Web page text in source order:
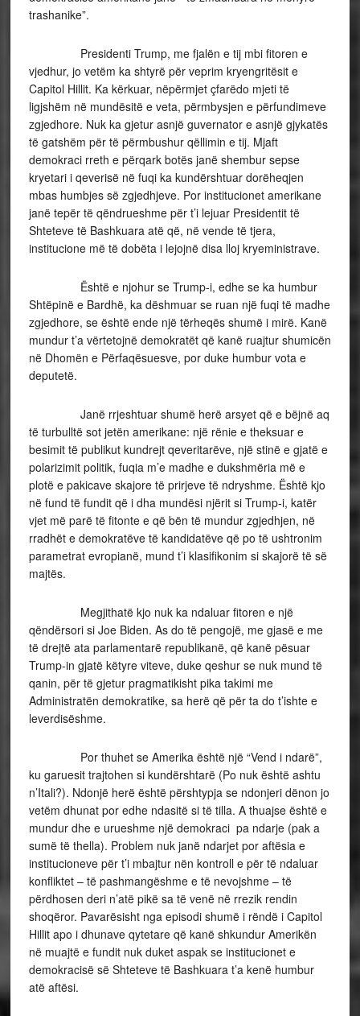
trashanike”.
Presidenti Trump, me fjalën e tij mbi fitoren e
vjedhur, jo vetëm ka shtyrë për veprim kryengritësit e
Capitol Hillit. Ka kërkuar, nëpërmjet çfarëdo mjeti të
ligjshëm në mundësitë e veta, përmbysjen e përfundimeve
zgjedhore. Nuk ka gjetur asnjë guvernator e asnjë gjykatës
të gatshëm për të përmbushur qëllimin e tij. Mjaft
demokraci rreth e përqark botës janë shembur sepse
kryetari i qeverisë në fuqi ka kundërshtuar dorëheqjen
mbas humbjes së zgjedhjeve. Por institucionet amerikane
janë tepër të qëndrueshme për t’i lejuar Presidentit të
Shteteve të Bashkuara atë që, në vende të tjera,
institucione më të dobëta i lejojnë disa lloj kryeministrave.
Është e njohur se Trump-i, edhe se ka humbur
Shtëpinë e Bardhë, ka dëshmuar se ruan një fuqi të madhe
zgjedhore, se është ende një tërheqës shumë i mirë. Kanë
mundur t’a vërtetojnë demokratët që kanë ruajtur shumicën
në Dhomën e Përfaqësuesve, por duke humbur vota e
deputetë.
Janë rrjeshtuar shumë herë arsyet që e bëjnë aq
të turbulltë sot jetën amerikane: një rënie e theksuar e
besimit të publikut kundrejt qeveritarëve, një stinë e gjatë e
polarizimit politik, fuqia m’e madhe e dukshmëria më e
plotë e pakicave skajore të prirjeve të ndryshme. Është kjo
në fund të fundit që i dha mundësi njërit si Trump-i, katër
vjet më parë të fitonte e që bën të mundur zgjedhjen, në
rradhët e demokratëve të kandidatëve që po të ushtronim
parametrat evropianë, mund t’i klasifikonim si skajorë të së
majtës.
Megjithatë kjo nuk ka ndaluar fitoren e një
qëndërsori si Joe Biden. As do të pengojë, me gjasë e me
të drejtë ata parlamentarë republikanë, që kanë pësuar
Trump-in gjatë këtyre viteve, duke qeshur se nuk mund të
qanin, për të gjetur pragmatikisht pika takimi me
Administratën demokratike, sa herë që për ta do t’ishte e
leverdisëshme.
Por thuhet se Amerika është një “Vend i ndarë”,
ku garuesit trajtohen si kundërshtarë (Po nuk është ashtu
n’Itali?). Ndonjë herë është përshtypja se ndonjeri dënon jo
vetëm dhunat por edhe ndasitë si të tilla. A thuajse është e
mundur dhe e urueshme një demokraci pa ndarje (pak a
sumë të thella). Problem nuk janë ndarjet por aftësia e
institucioneve për t’i mbajtur nën kontroll e për të ndaluar
konfliktet – të pashmangëshme e të nevojshme – të
përdhosen deri n’atë pikë sa të venë në rrezik rendin
shoqëror. Pavarësisht nga episodi shumë i rëndë i Capitol
Hillit apo i dhunave qytetare që kanë shkundur Amerikën
në muajtë e fundit nuk duket aspak se institucionet e
demokracisë së Shteteve të Bashkuara t’a kenë humbur
atë aftësi.